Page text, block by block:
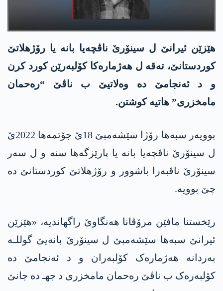
هێزێن ئیرانێ ل سینۆرێ ناڤچەیا بانە یا رۆژهلاتێ
کوردستانێ، تەقە ل هەژمارەکا کۆلبەرێن کورد کرن
و د ئەنجامێ دە وەلاتیێ ب ناڤێ “رەحمان
مامخزری” هاتیە کوشتن.
بوویەر سبەها رۆژا سێشەمبێ 18ێ جۆتمەها 2022ێ
ل سینۆرێ ناڤچەیا بانە یا پارێزگەها سنە و ل سەر
سینۆرێ ناڤبەرا باشوور و رۆژهلاتێ کوردستانێ ده‌
چێ بوویە.
رێخستنا مافێن مرۆڤانا هەنگاوێ راگهاندیە، «هێزێن
ئیرانێ سبەها سێشەمبێ ل سینۆرێ بانەیێ گوللـە
بەردانە هەژمارەک کۆلبەران و د ئەنجامێ دە
کۆلبەرەک ب ناڤێ رەحمان مامخزری د جهـ دە جانێ